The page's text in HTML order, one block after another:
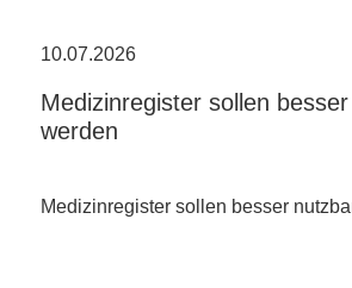
10.07.2026
Medizinregister sollen
werden
Medizinregister sollen besser